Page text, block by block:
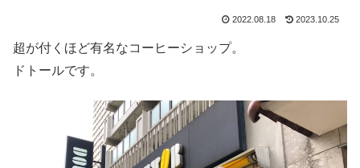
2022.08.18 2023.10.25
超が付くほど有名なコーヒーショップ。
ドトールです。